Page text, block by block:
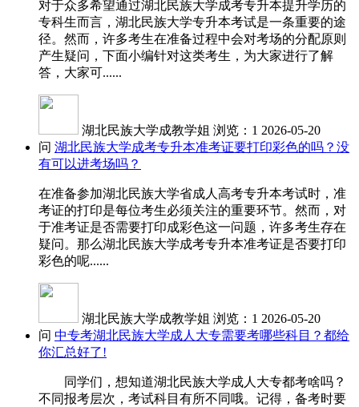
对于众多希望通过湖北民族大学成考专升本提升学历的
专科生而言，湖北民族大学专升本考试是一条重要的途
径。然而，许多考生在准备过程中会对考场的分配原则
产生疑问，下面小编针对这类考生，为大家进行了解
答，大家可......
湖北民族大学成教学姐 浏览：1 2026-05-20
问 湖北民族大学成考专升本准考证要打印彩色的吗？没
有可以进考场吗？
在准备参加湖北民族大学省成人高考专升本考试时，准
考证的打印是每位考生必须关注的重要环节。然而，对
于准考证是否需要打印成彩色这一问题，许多考生存在
疑问。那么湖北民族大学成考专升本准考证是否要打印
彩色的呢......
湖北民族大学成教学姐 浏览：1 2026-05-20
问 中专考湖北民族大学成人大专需要考哪些科目？都给
你汇总好了!
同学们，想知道湖北民族大学成人大专都考啥吗？
不同报考层次，考试科目有所不同哦。记得，备考时要